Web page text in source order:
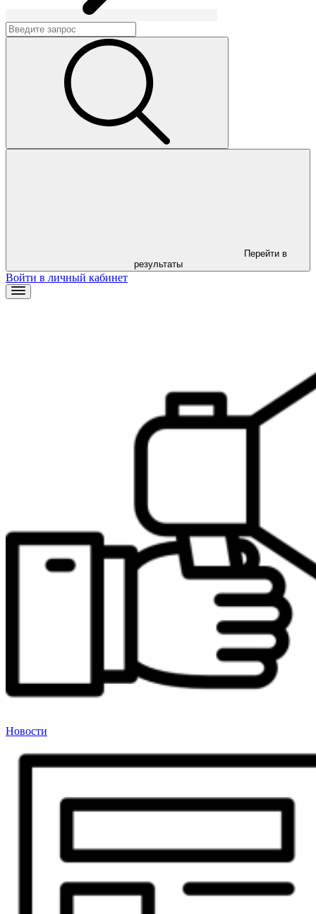
результаты
Войти в личный кабинет
Новости